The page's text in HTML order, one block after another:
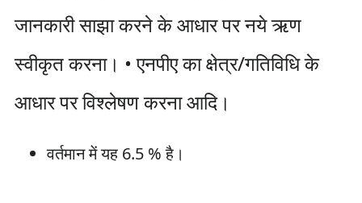
जानकारी साझा करने के आधार पर नये ऋण
स्वीकृत करना। • एनपीए का क्षेत्र/गतिविधि के
आधार पर विश्लेषण करना आदि।
वर्तमान में यह 6.5 % है।